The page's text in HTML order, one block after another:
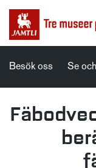
Besök oss Se